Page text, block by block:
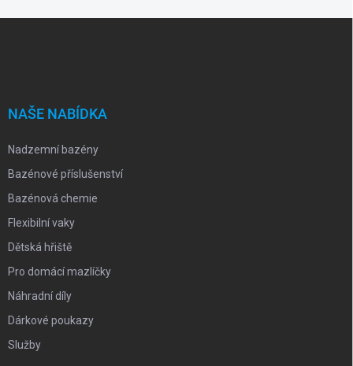
NAŠE NABÍDKA
Nadzemní bazény
Bazénové příslušenství
Bazénová chemie
Flexibilní vaky
Dětská hřiště
Pro domácí mazlíčky
Náhradní díly
Dárkové poukazy
Služby